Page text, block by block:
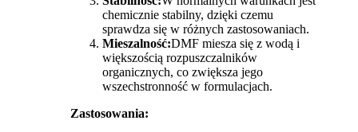
chemicznie stabilny, dzięki czemu
sprawdza się w różnych zastosowaniach.
Mieszalność:DMF miesza się z wodą i
większością rozpuszczalników
organicznych, co zwiększa jego
wszechstronność w formulacjach.
Zastosowania: